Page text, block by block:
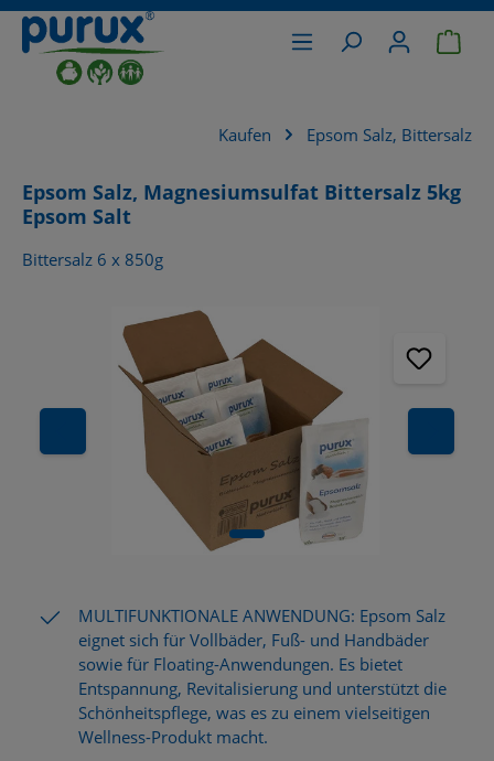
springen
Kaufen Epsom Salz, Bittersalz
Epsom Salz, Magnesiumsulfat Bittersalz 5kg
Epsom Salt
Bittersalz 6 x 850g
Bildergalerie überspringen
MULTIFUNKTIONALE ANWENDUNG: Epsom Salz
eignet sich für Vollbäder, Fuß- und Handbäder
sowie für Floating-Anwendungen. Es bietet
Entspannung, Revitalisierung und unterstützt die
Schönheitspflege, was es zu einem vielseitigen
Wellness-Produkt macht.